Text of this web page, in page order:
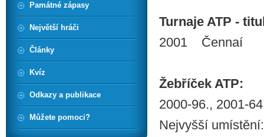
Turnaje ATP -
2001 Čennaí
Žebříček ATP:
2000-96., 2001-
Nejvyšší
Památné zápasy
Největší hráči
Články
Kvíz
Odkazy a publikace
Můžete pomoci?